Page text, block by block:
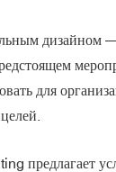
дизайном
для
предлагает